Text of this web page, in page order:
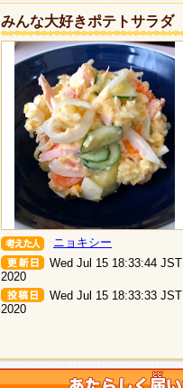
みんな大好きポテトサラダ
ニョキシー
Wed Jul 15 18:33:44 JST
2020
Wed Jul 15 18:33:33 JST
2020